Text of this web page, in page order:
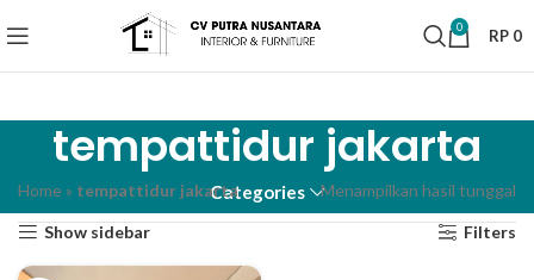
0 RP 0
tempattidur jakarta
Categories
Home» tempattidur jakarta Menampilkan hasil tunggal
Show sidebar Filters